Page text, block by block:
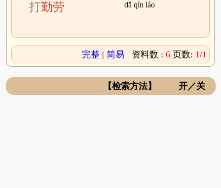
打勤劳 dǎ qín láo
完整 |简易 资料数 :6页数: 1/1
【检索方法】 开／关